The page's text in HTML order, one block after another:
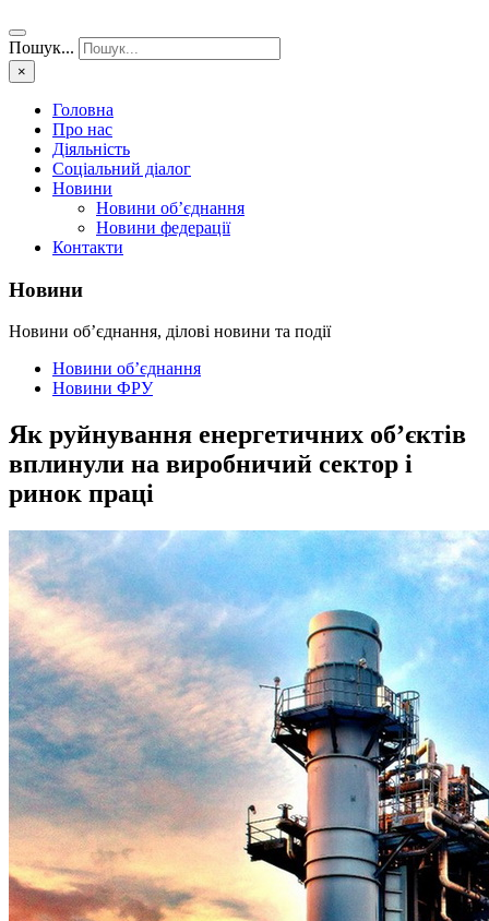
Пошук...
×
Головна
Про нас
Діяльність
Соціальний діалог
Новини
Новини об’єднання
Новини федерації
Контакти
Новини
Новини об’єднання, ділові новини та події
Новини об’єднання
Новини ФРУ
Як руйнування енергетичних об’єктів
вплинули на виробничий сектор і
ринок праці